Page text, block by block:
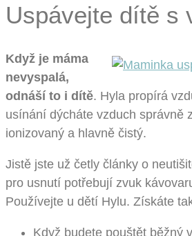
Uspávejte dítě s
Když je máma
nevyspalá,
odnáší to i dítě. Hyla propírá
usínání dýcháte vzduch správně
ionizovaný a hlavně čistý.
Jistě jste už četly články o
pro usnutí potřebují zvuk
Používejte u dětí Hylu. Získáte
Když budete pouštět běžný